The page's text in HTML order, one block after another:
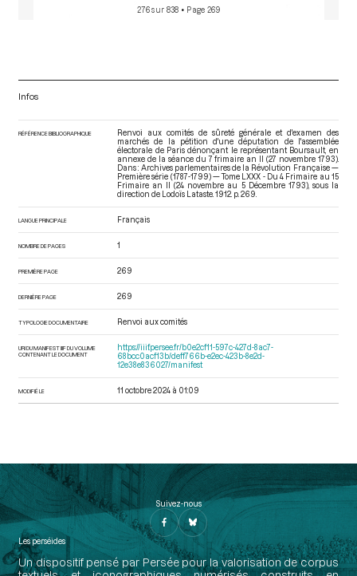
276 sur 838 • Page 269
Infos
RÉFÉRENCE BIBLIOGRAPHIQUE
Renvoi aux comités de sûreté générale et d'examen des
marchés de la pétition d'une députation de l'assemblée
électorale de Paris dénonçant le représentant Boursault, en
annexe de la séance du 7 frimaire an II (27 novembre 1793).
Dans : Archives parlementaires de la Révolution Française —
Première série (1787-1799) — Tome LXXX - Du 4 Frimaire au 15
Frimaire an II (24 novembre au 5 Décembre 1793), sous la
direction de Lodoïs Lataste. 1912. p. 269.
LANGUE PRINCIPALE Français
NOMBRE DE PAGES 1
PREMIÈRE PAGE 269
DERNIÈRE PAGE 269
TYPOLOGIE DOCUMENTAIRE Renvoi aux comités
URI DU MANIFEST IIIF DU VOLUME
CONTENANT LE DOCUMENT
https://iiif.persee.fr/b0e2cf11-597c-427d-8ac7-
68bcc0acf13b/deff766b-e2ec-423b-8e2d-
12e38e836027/manifest
MODIFIÉ LE 11 octobre 2024 à 01:09
Suivez-nous
Les perséides
Un dispositif pensé par Persée pour la valorisation de corpus